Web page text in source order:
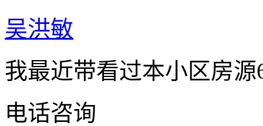
吴洪敏
我最近带看过本小区房
电话咨询